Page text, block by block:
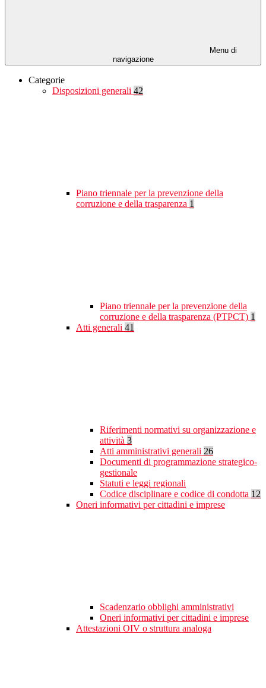
Menu di
navigazione
Categorie
Disposizioni generali 42
Piano triennale per la prevenzione della
corruzione e della trasparenza 1
Piano triennale per la prevenzione della
corruzione e della trasparenza (PTPCT) 1
Atti generali 41
Riferimenti normativi su organizzazione e
attività 3
Atti amministrativi generali 26
Documenti di programmazione strategico-
gestionale
Statuti e leggi regionali
Codice disciplinare e codice di condotta 12
Oneri informativi per cittadini e imprese
Scadenzario obblighi amministrativi
Oneri informativi per cittadini e imprese
Attestazioni OIV o struttura analoga